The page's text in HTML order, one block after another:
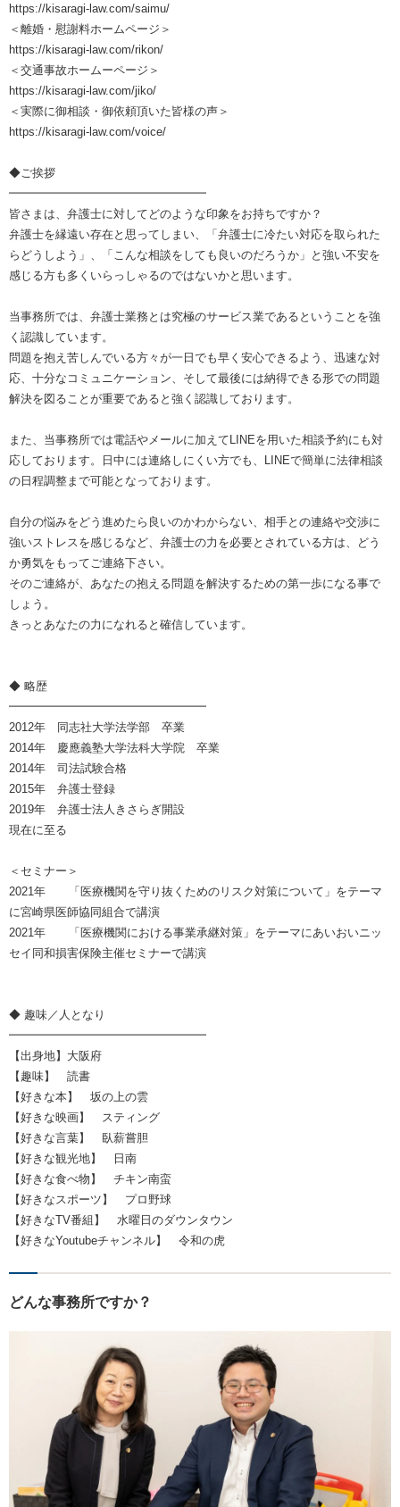
https://kisaragi-law.com/saimu/
＜離婚・慰謝料ホームページ＞
https://kisaragi-law.com/rikon/
＜交通事故ホームーページ＞
https://kisaragi-law.com/jiko/
＜実際に御相談・御依頼頂いた皆様の声＞
https://kisaragi-law.com/voice/
◆ご挨拶
━━━━━━━━━━━━━━━━━
皆さまは、弁護士に対してどのような印象をお持ちですか？
弁護士を縁遠い存在と思ってしまい、「弁護士に冷たい対応を取られた
らどうしよう」、「こんな相談をしても良いのだろうか」と強い不安を
感じる方も多くいらっしゃるのではないかと思います。
当事務所では、弁護士業務とは究極のサービス業であるということを強
く認識しています。
問題を抱え苦しんでいる方々が一日でも早く安心できるよう、迅速な対
応、十分なコミュニケーション、そして最後には納得できる形での問題
解決を図ることが重要であると強く認識しております。
また、当事務所では電話やメールに加えてLINEを用いた相談予約にも対
応しております。日中には連絡しにくい方でも、LINEで簡単に法律相談
の日程調整まで可能となっております。
自分の悩みをどう進めたら良いのかわからない、相手との連絡や交渉に
強いストレスを感じるなど、弁護士の力を必要とされている方は、どう
か勇気をもってご連絡下さい。
そのご連絡が、あなたの抱える問題を解決するための第一歩になる事で
しょう。
きっとあなたの力になれると確信しています。
◆ 略歴
━━━━━━━━━━━━━━━━━
2012年 同志社大学法学部 卒業
2014年 慶應義塾大学法科大学院 卒業
2014年 司法試験合格
2015年 弁護士登録
2019年 弁護士法人きさらぎ開設
現在に至る
＜セミナー＞
2021年 「医療機関を守り抜くためのリスク対策について」をテーマ
に宮崎県医師協同組合で講演
2021年 「医療機関における事業承継対策」をテーマにあいおいニッ
セイ同和損害保険主催セミナーで講演
◆ 趣味／人となり
━━━━━━━━━━━━━━━━━
【出身地】大阪府
【趣味】 読書
【好きな本】 坂の上の雲
【好きな映画】 スティング
【好きな言葉】 臥薪嘗胆
【好きな観光地】 日南
【好きな食べ物】 チキン南蛮
【好きなスポーツ】 プロ野球
【好きなTV番組】 水曜日のダウンタウン
【好きなYoutubeチャンネル】 令和の虎
どんな事務所ですか？